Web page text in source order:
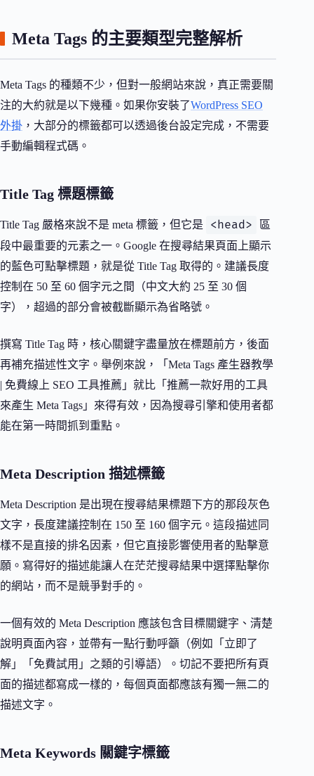
Meta Tags 的主要類型完整解析
Meta Tags 的種類不少，但對一般網站來說，真正需要關
注的大約就是以下幾種。如果你安裝了WordPress SEO
外掛 ，大部分的標籤都可以透過後台設定完成，不需要
手動編輯程式碼。
Title Tag 標題標籤
Title Tag 嚴格來說不是 meta 標籤，但它是 <head>
區
段中最重要的元素之一。Google 在搜尋結果頁面上顯示
的藍色可點擊標題，就是從 Title Tag 取得的。建議長度
控制在 50 至 60 個字元之間（中文大約 25 至 30 個
字），超過的部分會被截斷顯示為省略號。
撰寫 Title Tag 時，核心關鍵字盡量放在標題前方，後面
再補充描述性文字。舉例來說，「Meta Tags 產生器教學
| 免費線上 SEO 工具推薦」就比「推薦一款好用的工具
來產生 Meta Tags」來得有效，因為搜尋引擎和使用者都
能在第一時間抓到重點。
Meta Description 描述標籤
Meta Description 是出現在搜尋結果標題下方的那段灰色
文字，長度建議控制在 150 至 160 個字元。這段描述同
樣不是直接的排名因素，但它直接影響使用者的點擊意
願。寫得好的描述能讓人在茫茫搜尋結果中選擇點擊你
的網站，而不是競爭對手的。
一個有效的 Meta Description 應該包含目標關鍵字、清楚
說明頁面內容，並帶有一點行動呼籲（例如「立即了
解」「免費試用」之類的引導語）。切記不要把所有頁
面的描述都寫成一樣的，每個頁面都應該有獨一無二的
描述文字。
Meta Keywords 關鍵字標籤